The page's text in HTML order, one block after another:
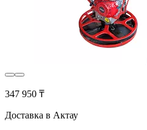
347 950 ₸
Доставка в Актау